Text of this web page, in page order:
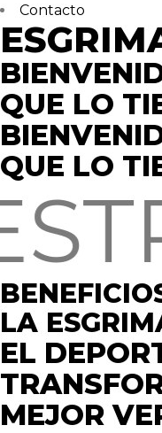
Contacto
QUE LO
QUE LO
LA
EL
MEJOR